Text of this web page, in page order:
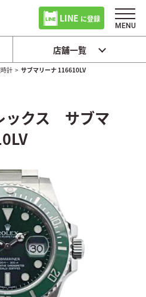
LINE に登録
店舗一覧
計 >サブマリーナ 116610LV
ックス サブマ